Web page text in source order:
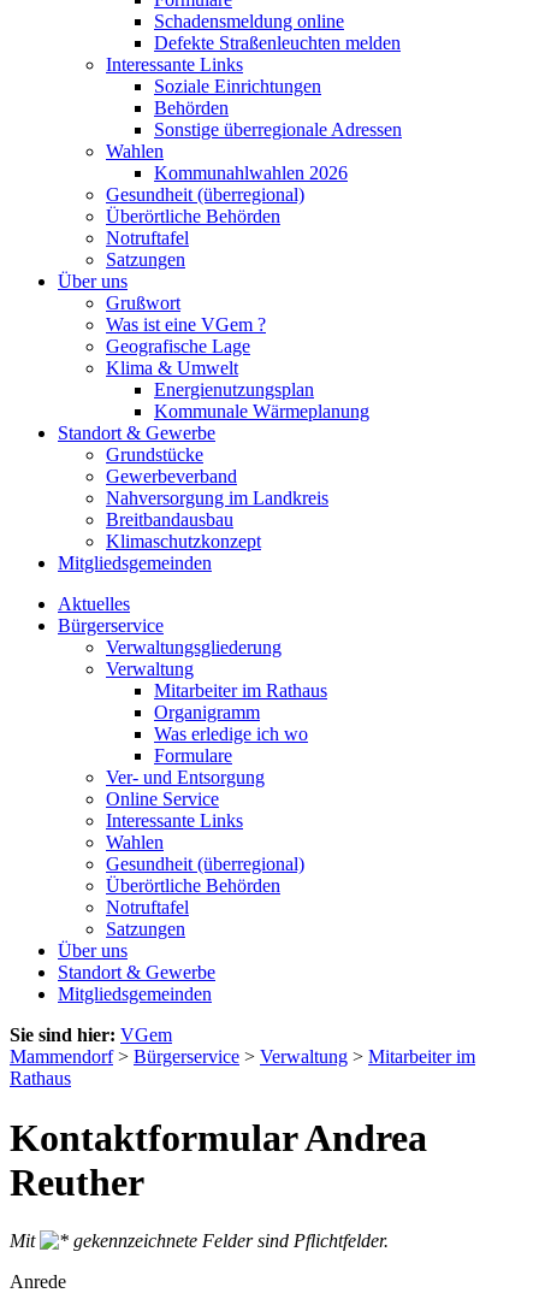
Schadensmeldung online
Defekte Straßenleuchten melden
Interessante Links
Soziale Einrichtungen
Behörden
Sonstige überregionale Adressen
Wahlen
Kommunahlwahlen 2026
Gesundheit (überregional)
Überörtliche Behörden
Notruftafel
Satzungen
Über uns
Grußwort
Was ist eine VGem ?
Geografische Lage
Klima & Umwelt
Energienutzungsplan
Kommunale Wärmeplanung
Standort & Gewerbe
Grundstücke
Gewerbeverband
Nahversorgung im Landkreis
Breitbandausbau
Klimaschutzkonzept
Mitgliedsgemeinden
Aktuelles
Bürgerservice
Verwaltungsgliederung
Verwaltung
Mitarbeiter im Rathaus
Organigramm
Was erledige ich wo
Formulare
Ver- und Entsorgung
Online Service
Interessante Links
Wahlen
Gesundheit (überregional)
Überörtliche Behörden
Notruftafel
Satzungen
Über uns
Standort & Gewerbe
Mitgliedsgemeinden
Sie sind hier: VGem
Mammendorf> Bürgerservice > Verwaltung > Mitarbeiter im
Rathaus
Kontaktformular Andrea
Reuther
Mit
gekennzeichnete Felder sind Pflichtfelder.
Anrede